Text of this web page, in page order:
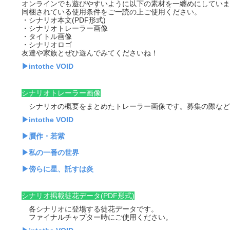
オンラインでも遊びやすいように以下の素材を一纏めにしていま
同梱されている使用条件をご一読の上ご使用ください。
・シナリオ本文(PDF形式)
・シナリオトレーラー画像
・タイトル画像
・シナリオロゴ
友達や家族とぜひ遊んでみてくださいね！
▶intothe VOID
シナリオトレーラー画像
シナリオの概要をまとめたトレーラー画像です。募集の際など
▶intothe VOID
▶贋作・若紫
▶私の一番の世界
▶傍らに星、託すは炎
シナリオ掲載徒花データ(PDF形式)
各シナリオに登場する徒花データです。
ファイナルチャプター時にご使用ください。